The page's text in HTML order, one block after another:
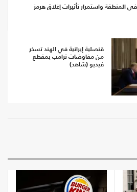
المنطقة واستمرار تأثيرات إغلاق هرمز
قنصلية إيرانية في الهند تسخر
من مفاوضات ترامب بمقطع
فيديو (شاهد)